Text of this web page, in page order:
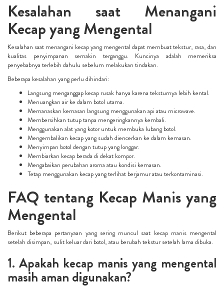
Kesalahan saat Menangani
Kecap yang Mengental
Kesalahan saat menangani kecap yang mengental dapat membuat tekstur, rasa, dan
kualitas penyimpanan semakin terganggu. Kuncinya adalah memeriksa
penyebabnya terlebih dahulu sebelum melakukan tindakan.
Beberapa kesalahan yang perlu dihindari:
Langsung menganggap kecap rusak hanya karena teksturnya lebih kental.
Menuangkan air ke dalam botol utama.
Memanaskan kemasan langsung menggunakan api atau microwave.
Membersihkan tutup tanpa mengeringkannya kembali.
Menggunakan alat yang kotor untuk membuka lubang botol.
Mengembalikan kecap yang sudah diencerkan ke dalam kemasan.
Menyimpan botol dengan tutup yang longgar.
Membiarkan kecap berada di dekat kompor.
Mengabaikan perubahan aroma atau kondisi kemasan.
Tetap menggunakan kecap yang terlihat berjamur atau terkontaminasi.
FAQ tentang Kecap Manis yang
Mengental
Berikut beberapa pertanyaan yang sering muncul saat kecap manis mengental
setelah disimpan, sulit keluar dari botol, atau berubah tekstur setelah lama dibuka.
1. Apakah kecap manis yang mengental
masih aman digunakan?